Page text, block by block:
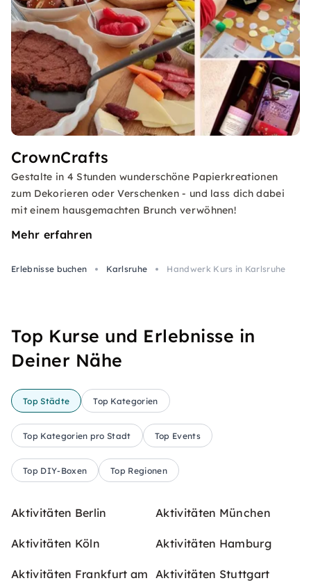
CrownCrafts
Gestalte in 4 Stunden wunderschöne Papierkreationen
zum Dekorieren oder Verschenken - und lass dich dabei
mit einem hausgemachten Brunch verwöhnen!
Mehr erfahren
Erlebnisse buchen Karlsruhe Handwerk Kurs in Karlsruhe
Top Kurse und Erlebnisse in
Deiner Nähe
Top Städte Top Kategorien
Top Kategorien pro Stadt Top Events
Top DIY-Boxen Top Regionen
Aktivitäten Berlin Aktivitäten München
Aktivitäten Köln Aktivitäten Hamburg
Aktivitäten Frankfurt am Aktivitäten Stuttgart